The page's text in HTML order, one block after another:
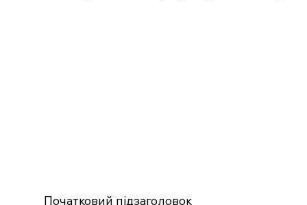
Початковий підзаголовок